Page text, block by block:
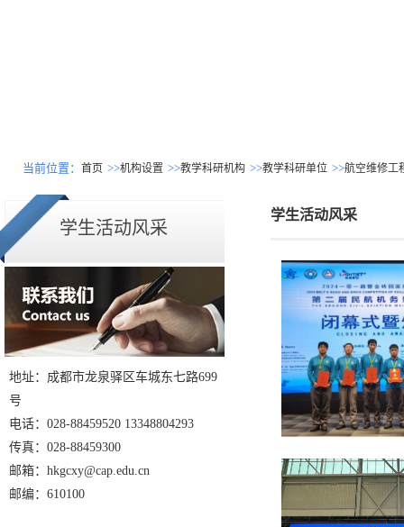
当前位置： 首页 >>机构设置 >>教学科研机构 >>教学科研单位 >>航空维修工
学生活动风采
地址：成都市龙泉驿区车城东七路699
号
电话：028-88459520 13348804293
传真：028-88459300
邮箱：hkgcxy@cap.edu.cn
邮编：610100
学生活动风采